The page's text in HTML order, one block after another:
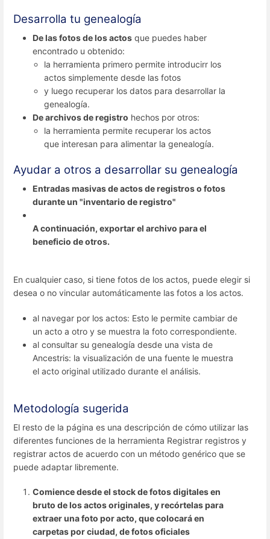
Desarrolla tu genealogía
De las fotos de los actos que puedes haber
encontrado u obtenido:
la herramienta primero permite introducirr los
actos simplemente desde las fotos
y luego recuperar los datos para desarrollar la
genealogía.
De archivos de registro hechos por otros:
la herramienta permite recuperar los actos
que interesan para alimentar la genealogía.
Ayudar a otros a desarrollar su genealogía
Entradas masivas de actos de registros o fotos
durante un "inventario de registro"
A continuación, exportar el archivo para el
beneficio de otros.
En cualquier caso, si tiene fotos de los actos, puede elegir si
desea o no vincular automáticamente las fotos a los actos.
al navegar por los actos: Esto le permite cambiar de
un acto a otro y se muestra la foto correspondiente.
al consultar su genealogía desde una vista de
Ancestris: la visualización de una fuente le muestra
el acto original utilizado durante el análisis.
Metodología sugerida
El resto de la página es una descripción de cómo utilizar las
diferentes funciones de la herramienta Registrar registros y
registrar actos de acuerdo con un método genérico que se
puede adaptar libremente.
Comience desde el stock de fotos digitales en
bruto de los actos originales, y recórtelas para
extraer una foto por acto, que colocará en
carpetas por ciudad, de fotos oficiales